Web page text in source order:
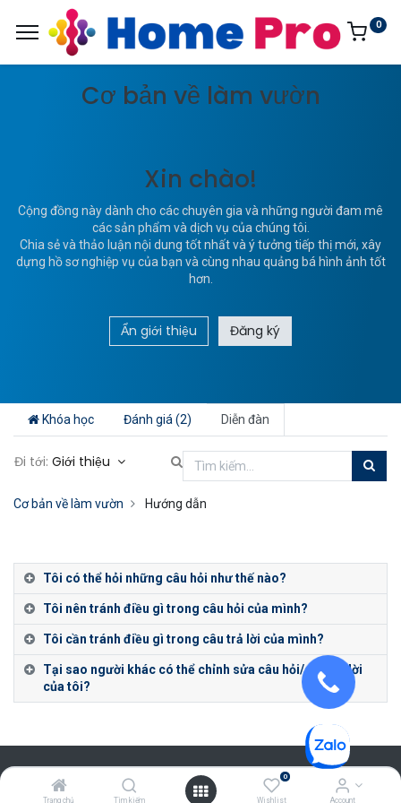
Trang chủ Tìm kiếm
0
Wishlist Account
0
Cơ bản về làm vườn
Xin chào!
Cộng đồng này dành cho các chuyên gia và những người đam mê
các sản phẩm và dịch vụ của chúng tôi.
Chia sẻ và thảo luận nội dung tốt nhất và ý tưởng tiếp thị mới, xây
dựng hồ sơ nghiệp vụ của bạn và cùng nhau quảng bá hình ảnh tốt
hơn.
Ẩn giới thiệu Đăng ký
Khóa học Đánh giá (2) Diễn đàn
Đi tới: Giới thiệu
Cơ bản về làm vườn Hướng dẫn
Tôi có thể hỏi những câu hỏi như thế nào?
Tôi nên tránh điều gì trong câu hỏi của mình?
Tôi cần tránh điều gì trong câu trả lời của mình?
Tại sao người khác có thể chỉnh sửa câu hỏi/câu trả lời
của tôi?
Liên hệ với chúng